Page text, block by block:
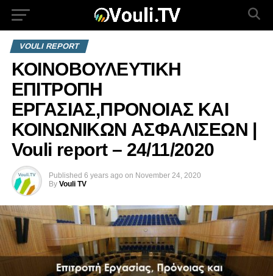
VOULI REPORT
ΚΟΙΝΟΒΟΥΛΕΥΤΙΚΗ
ΕΠΙΤΡΟΠΗ
ΕΡΓΑΣΙΑΣ,ΠΡΟΝΟΙΑΣ ΚΑΙ
ΚΟΙΝΩΝΙΚΩΝ ΑΣΦΑΛΙΣΕΩΝ |
Vouli report – 24/11/2020
Published 6 years ago on November 24, 2020
By Vouli TV